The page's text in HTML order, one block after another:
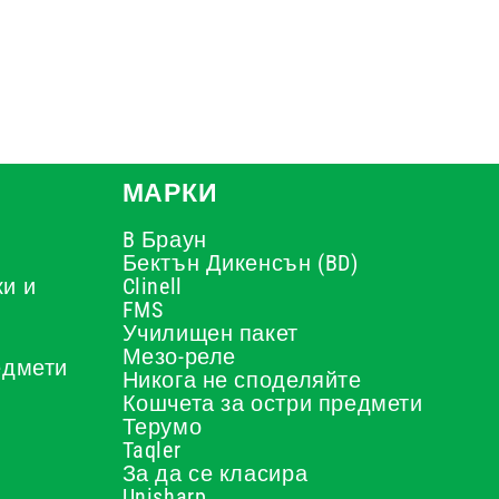
и
МАРКИ
B Браун
Бектън Дикенсън (BD)
Clinell
FMS
Училищен пакет
Мезо-реле
Никога не споделяйте
Кошчета за остри предмети
Терумо
Taqler
За да се класира